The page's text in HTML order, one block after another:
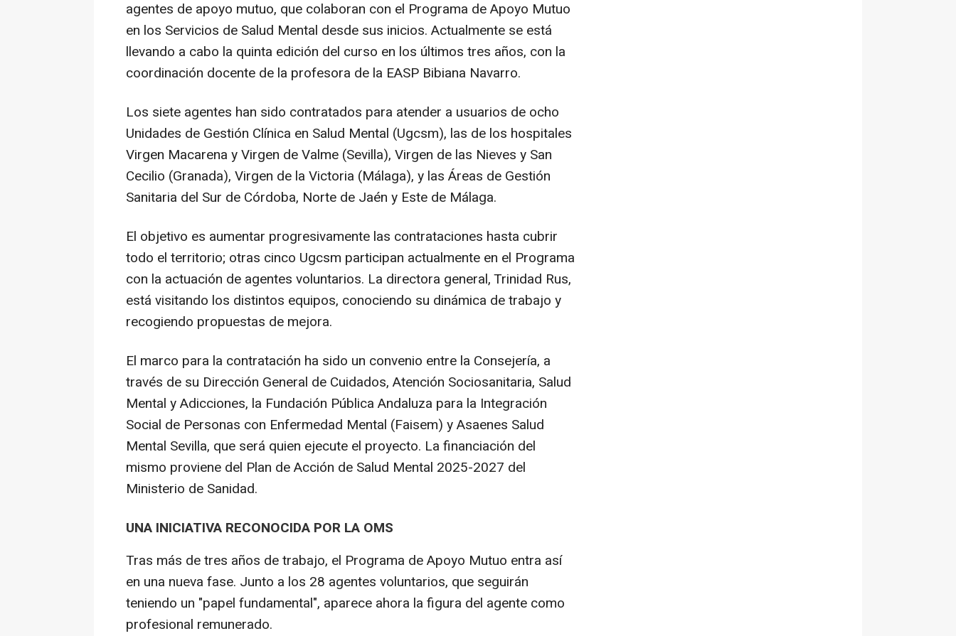
agentes de apoyo mutuo, que colaboran con el Programa de Apoyo Mutuo
en los Servicios de Salud Mental desde sus inicios. Actualmente se está
llevando a cabo la quinta edición del curso en los últimos tres años, con la
coordinación docente de la profesora de la EASP Bibiana Navarro.
Los siete agentes han sido contratados para atender a usuarios de ocho
Unidades de Gestión Clínica en Salud Mental (Ugcsm), las de los hospitales
Virgen Macarena y Virgen de Valme (Sevilla), Virgen de las Nieves y San
Cecilio (Granada), Virgen de la Victoria (Málaga), y las Áreas de Gestión
Sanitaria del Sur de Córdoba, Norte de Jaén y Este de Málaga.
El objetivo es aumentar progresivamente las contrataciones hasta cubrir
todo el territorio; otras cinco Ugcsm participan actualmente en el Programa
con la actuación de agentes voluntarios. La directora general, Trinidad Rus,
está visitando los distintos equipos, conociendo su dinámica de trabajo y
recogiendo propuestas de mejora.
El marco para la contratación ha sido un convenio entre la Consejería, a
través de su Dirección General de Cuidados, Atención Sociosanitaria, Salud
Mental y Adicciones, la Fundación Pública Andaluza para la Integración
Social de Personas con Enfermedad Mental (Faisem) y Asaenes Salud
Mental Sevilla, que será quien ejecute el proyecto. La financiación del
mismo proviene del Plan de Acción de Salud Mental 2025-2027 del
Ministerio de Sanidad.
UNA INICIATIVA RECONOCIDA POR LA OMS
Tras más de tres años de trabajo, el Programa de Apoyo Mutuo entra así
en una nueva fase. Junto a los 28 agentes voluntarios, que seguirán
teniendo un "papel fundamental", aparece ahora la figura del agente como
profesional remunerado.